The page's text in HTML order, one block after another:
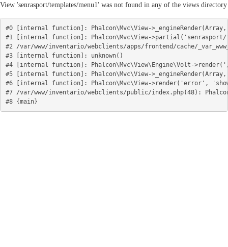
View 'senrasport/templates/menu1' was not found in any of the views directory
#0 [internal function]: Phalcon\Mvc\View-
#1 [internal function]: Phalcon\Mvc\View->partial('senrasport/
#2 /var/www/inventario/webclients/apps/frontend/cache/
#3 [internal function]: unknown()
#4 [internal function]: Phalcon\Mvc\View\Engine\Volt-
#5 [internal function]: Phalcon\Mvc\View-
#6 [internal function]: Phalcon\Mvc\View->render('error',
#7 /var/www/inventario/webclients/public/index.php(48):
#8 {main}